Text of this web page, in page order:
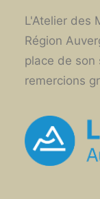
L'Atelier des
Région
place de son
remercions